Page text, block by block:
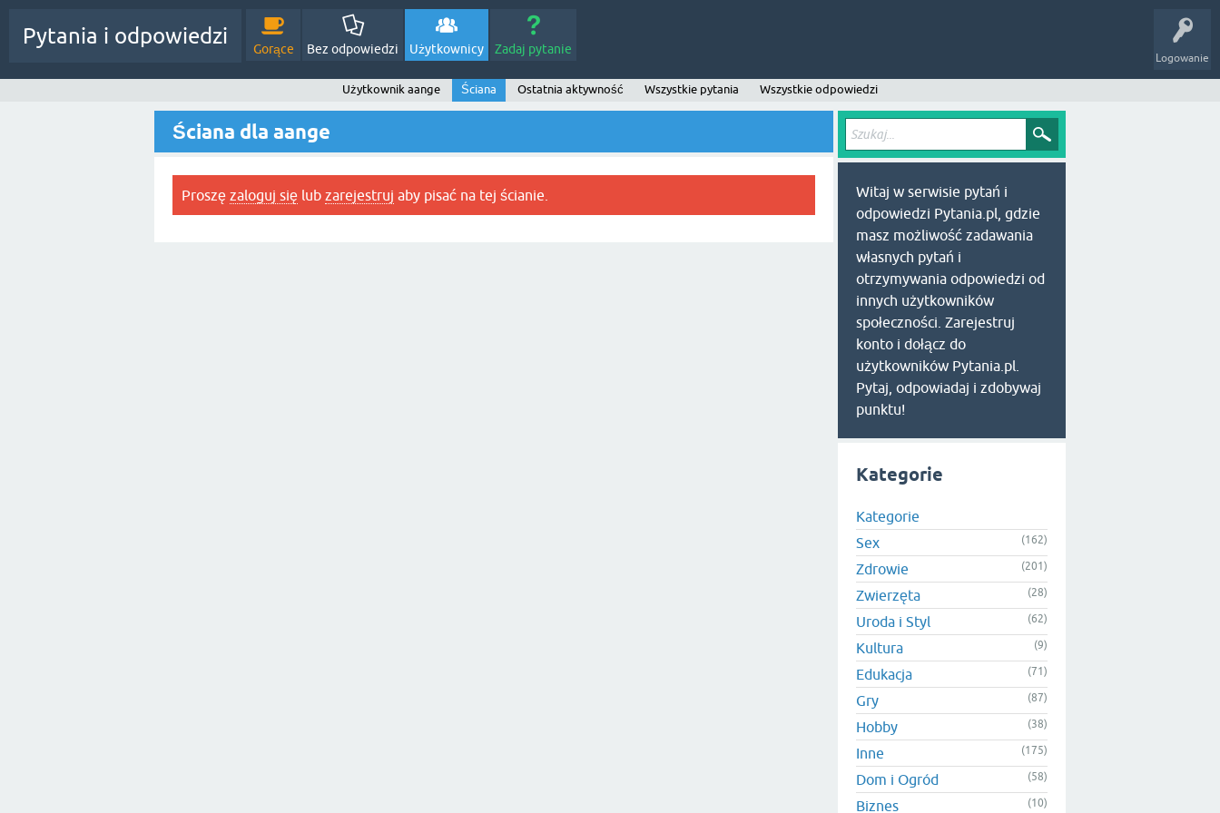
Logowanie
Pytania i odpowiedzi
Gorące Bez odpowiedzi Użytkownicy Zadaj pytanie
Użytkownik aange Ściana Ostatnia aktywność Wszystkie pytania Wszystkie odpowiedzi
Ściana dla aange
Proszę zaloguj się lub zarejestruj aby pisać na tej ścianie.
Witaj w serwisie pytań i
odpowiedzi Pytania.pl, gdzie
masz możliwość zadawania
własnych pytań i
otrzymywania odpowiedzi od
innych użytkowników
społeczności. Zarejestruj
konto i dołącz do
użytkowników Pytania.pl.
Pytaj, odpowiadaj i zdobywaj
punktu!
Kategorie
Kategorie
Sex
(162)
Zdrowie (201)
Zwierzęta (28)
Uroda i Styl (62)
Kultura (9)
Edukacja (71)
Gry (87)
Hobby (38)
Inne (175)
Dom i Ogród (58)
Biznes (10)